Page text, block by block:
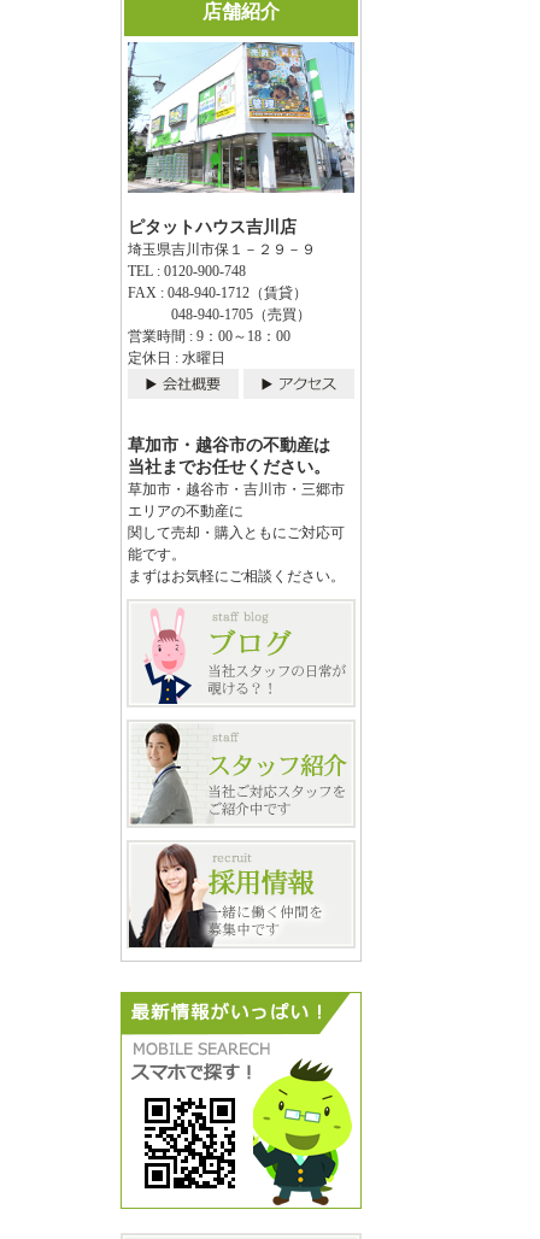
店舗紹介
ピタットハウス吉川店
埼玉県吉川市保１－２９－９
TEL : 0120-900-748
FAX : 048-940-1712（賃貸）
048-940-1705（売買）
営業時間 : 9：00～18：00
定休日 : 水曜日
草加市・越谷市の不動産は
当社までお任せください。
草加市・越谷市・吉川市・三郷市
エリアの不動産に
関して売却・購入ともにご対応可
能です。
まずはお気軽にご相談ください。